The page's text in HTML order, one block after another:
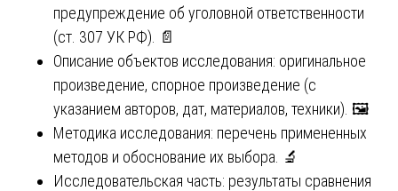
предупреждение об уголовной ответственности
(ст. 307 УК РФ). 📄
Описание объектов исследования: оригинальное
произведение, спорное произведение (с
указанием авторов, дат, материалов, техники). 🖼️
Методика исследования: перечень примененных
методов и обоснование их выбора. 🔬
Исследовательская часть: результаты сравнения